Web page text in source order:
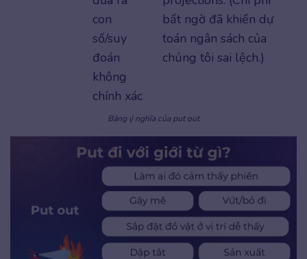
con
số/suy
đoán
không
chính xác
bất ngờ đã khiến dự
toán ngân sách của
chúng tôi sai lệch.)
Bảng ý nghĩa của put out